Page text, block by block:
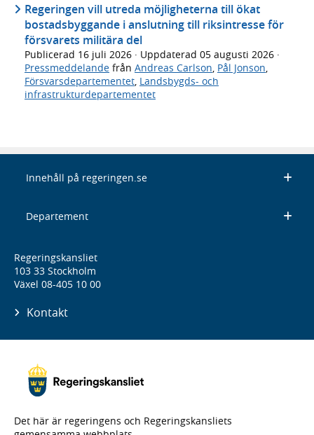
Regeringen vill utreda möjligheterna till ökat
bostadsbyggande i anslutning till riksintresse för
försvarets militära del
Publicerad 16 juli 2026 · Uppdaterad 05 augusti 2026 ·
Pressmeddelande från Andreas Carlson Pål Jonson
Försvarsdepartementet Landsbygds- och
infrastrukturdepartementet
Innehåll på regeringen.se
Departement
Regeringskansliet
103 33 Stockholm
Växel 08-405 10 00
Kontakt
Det här är regeringens och Regeringskansliets